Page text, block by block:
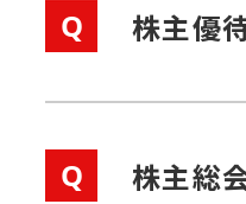
Q 株主優
Q 株主総